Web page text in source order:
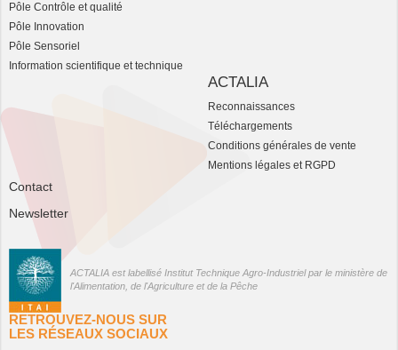
Pôle Contrôle et qualité
Pôle Innovation
Pôle Sensoriel
Information scientifique et technique
ACTALIA
Reconnaissances
Téléchargements
Conditions générales de vente
Mentions légales et RGPD
Contact
Newsletter
ACTALIA est labellisé Institut Technique Agro-Industriel par le ministère de
l'Alimentation, de l'Agriculture et de la Pêche
RETROUVEZ-NOUS SUR
LES RÉSEAUX SOCIAUX